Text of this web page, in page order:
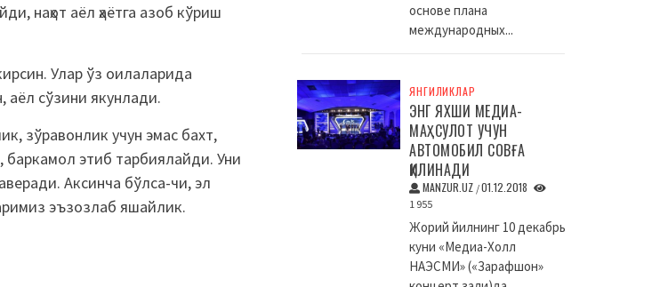
наҳот аёл ҳаётга азоб кўриш
Улар ўз оилаларида
аёл сўзини якунлади.
зўравонлик учун эмас бахт,
баркамол этиб тарбиялайди. Уни
Аксинча бўлса-чи, эл
эъзозлаб яшайлик.
основе плана
международных...
ЯНГИЛИКЛАР
ЭНГ ЯХШИ МЕДИА-
МАҲСУЛОТ УЧУН
АВТОМОБИЛ СОВҒА
ҚИЛИНАДИ
MANZUR.UZ /01.12.2018
1 955
Жорий йилнинг 10 декабрь
куни «Медиа-Холл
НАЭСМИ» («Зарафшон»